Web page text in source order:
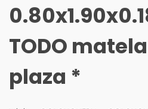
TODO
plaza *